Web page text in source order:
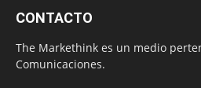
CONTACTO
The Markethink es un medio
Comunicaciones.